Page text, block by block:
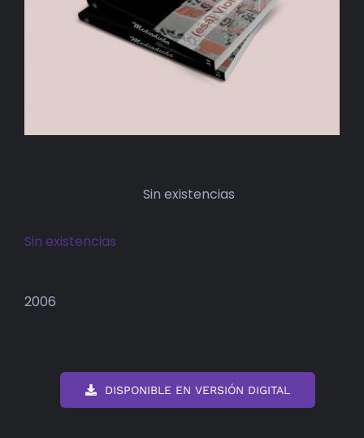
Sin existencias
Sin existencias
2006
DISPONIBLE EN VERSIÓN DIGITAL